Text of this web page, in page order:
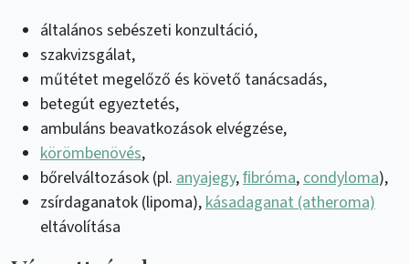
általános sebészeti konzultáció,
szakvizsgálat,
műtétet megelőző és követő tanácsadás,
betegút egyeztetés,
ambuláns beavatkozások elvégzése,
körömbenövés,
bőrelváltozások (pl. anyajegy,ﬁbróma,condyloma),
zsírdaganatok (lipoma),kásadaganat (atheroma)
eltávolítása